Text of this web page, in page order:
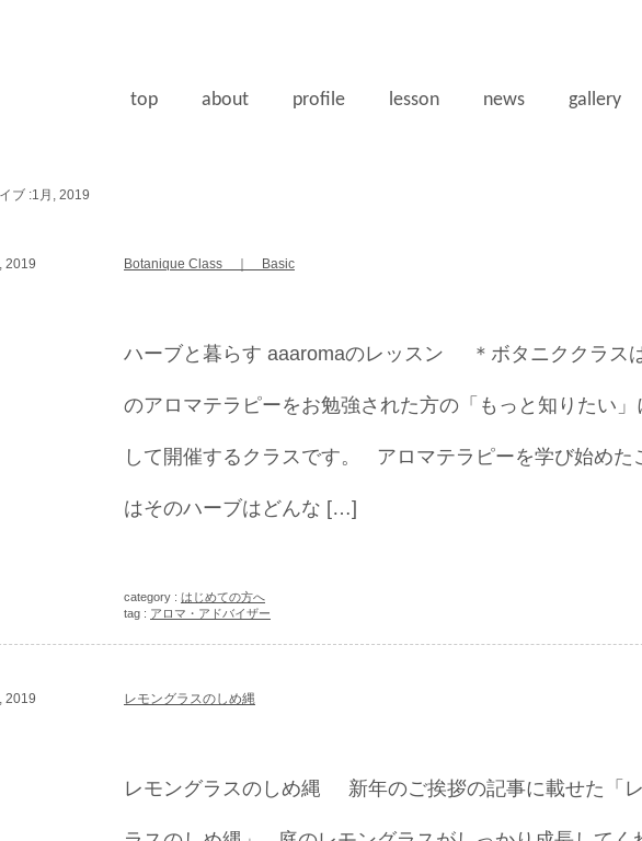
top about profile lesson news gallery
ブ :1月, 2019
2019 Botanique Class ｜ Basic
ハーブと暮らす aaaromaのレッスン ＊ボタニククラス
のアロマテラピーをお勉強された方の「もっと知りたい」
して開催するクラスです。 アロマテラピーを学び始めた
はそのハーブはどんな […]
category : はじめての方へ
tag : アロマ・アドバイザー
2019 レモングラスのしめ縄
レモングラスのしめ縄 新年のご挨拶の記事に載せた「